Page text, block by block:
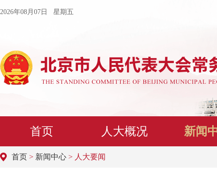
2026年08月07日 星期五
首页 人大概况 新闻
首页 > 新闻中心 > 人大要闻